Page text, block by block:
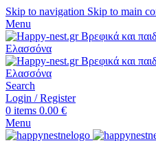
Skip to navigation Skip to main
Menu
Search
Login / Register
0 items 0.00 €
Menu